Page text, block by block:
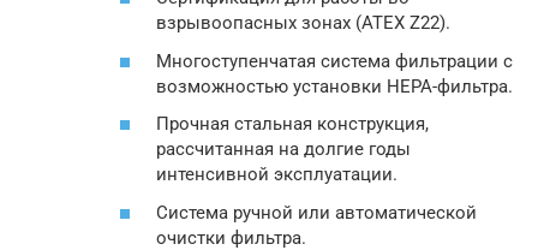
взрывоопасных зонах (ATEX Z22).
Многоступенчатая система фильтрации с
возможностью установки HEPA-фильтра.
Прочная стальная конструкция,
рассчитанная на долгие годы
интенсивной эксплуатации.
Система ручной или автоматической
очистки фильтра.